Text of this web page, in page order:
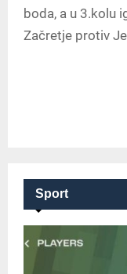
boda, a u 3.kolu
Začretje protiv
Sport